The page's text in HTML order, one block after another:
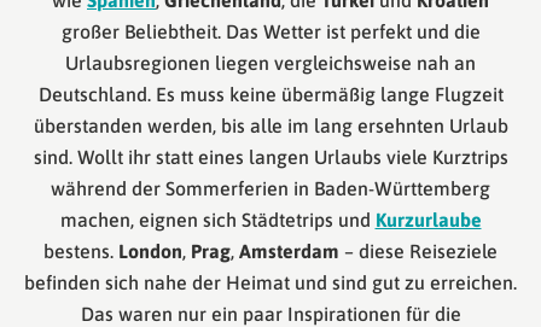
großer Beliebtheit. Das Wetter ist perfekt und die
Urlaubsregionen liegen vergleichsweise nah an
Deutschland. Es muss keine übermäßig lange Flugzeit
überstanden werden, bis alle im lang ersehnten Urlaub
sind. Wollt ihr statt eines langen Urlaubs viele Kurztrips
während der Sommerferien in Baden-Württemberg
machen, eignen sich Städtetrips und Kurzurlaube
bestens. London, Prag, Amsterdam – diese Reiseziele
befinden sich nahe der Heimat und sind gut zu erreichen.
Das waren nur ein paar Inspirationen für die